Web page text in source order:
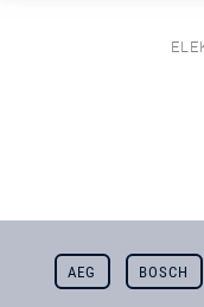
AEG BOSCH